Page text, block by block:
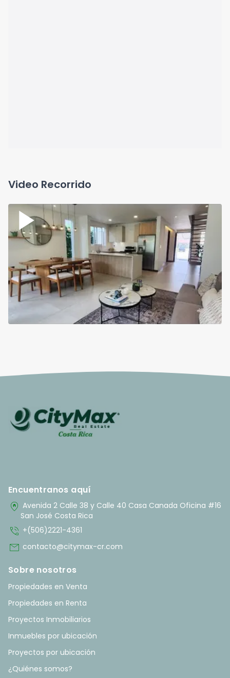
Video Recorrido
Encuentranos aquí
home_pin Avenida 2 Calle 38 y Calle 40 Casa Canada Oficina #16
San José Costa Rica
phone_in_talk +(506)2221-4361
mail contacto@citymax-cr.com
Sobre nosotros
Propiedades en Venta
Propiedades en Renta
Proyectos Inmobiliarios
Inmuebles por ubicación
Proyectos por ubicación
¿Quiénes somos?